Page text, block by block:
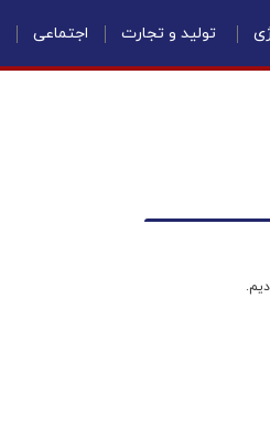
تولید و تجارت اجتماعی